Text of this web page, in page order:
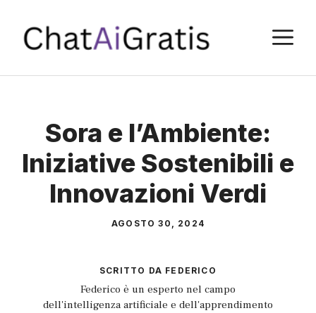
contenuto
Sora e l’Ambiente:
Iniziative Sostenibili e
Innovazioni Verdi
AGOSTO 30, 2024
SCRITTO DA FEDERICO
Federico è un esperto nel campo
dell'intelligenza artificiale e dell'apprendimento